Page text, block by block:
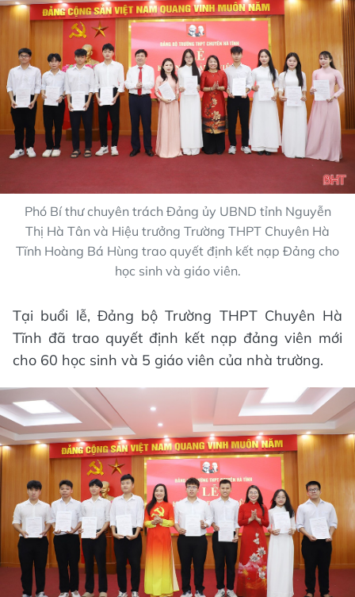
Phó Bí thư chuyên trách Đảng ủy UBND tỉnh Nguyễn
Thị Hà Tân và Hiệu trưởng Trường THPT Chuyên Hà
Tĩnh Hoàng Bá Hùng trao quyết định kết nạp Đảng cho
học sinh và giáo viên.
Tại buổi lễ, Đảng bộ Trường THPT Chuyên Hà
Tĩnh đã trao quyết định kết nạp đảng viên mới
cho 60 học sinh và 5 giáo viên của nhà trường.